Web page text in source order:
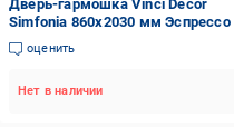
Дверь-гармошка Vinci Decor
Simfonia 860x2030 мм Эспрессо
оценить
Нет в наличии